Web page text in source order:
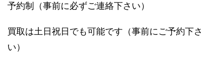
予約制（事前に必ずご連絡下さい）
買取は土日祝日でも可能です（事前にご予約下さ
い）